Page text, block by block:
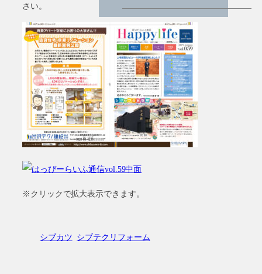
さい。
※クリックで拡大表示できます。
シブカツ シブテクリフォーム